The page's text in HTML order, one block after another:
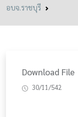
อบจ.ราชบุรี
Download File
30/11/542